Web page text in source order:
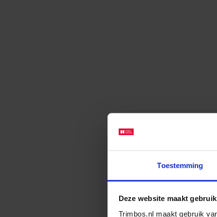
Toestemming
Deze website maakt
Trimbos.nl maakt gebruik